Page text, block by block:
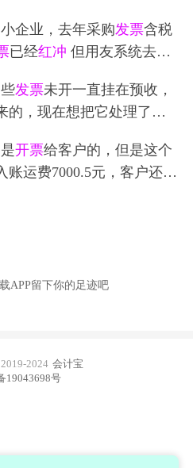
营业务成本1251678.32元
元+4019.64元，但
成本有包含了退回件-23
上个月入账的账单里有退
里了
了，然后5月份已
1251678.32+4019.64，但下
回了，收到的账单里做了
免到顺丰的账单，哪我
退回的，但是抵免到顺丰
后5月份开票的话我也是只
企业，去年采购发票含税
已经红冲 但用友系统去年
一致 无法退税 做了进货凭
冲 了
发票未开一直挂在预收，
的，现在想把它处理了，
开票给客户的，但是这个
账运费7000.5元，客户还没
APP留下你的足迹吧
2024 会计宝
19043698号